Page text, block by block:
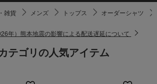
雑貨 メンズ トップス オーダーシャツ
年）熊本地震の影響による配送遅延について
テゴリの人気アイテム